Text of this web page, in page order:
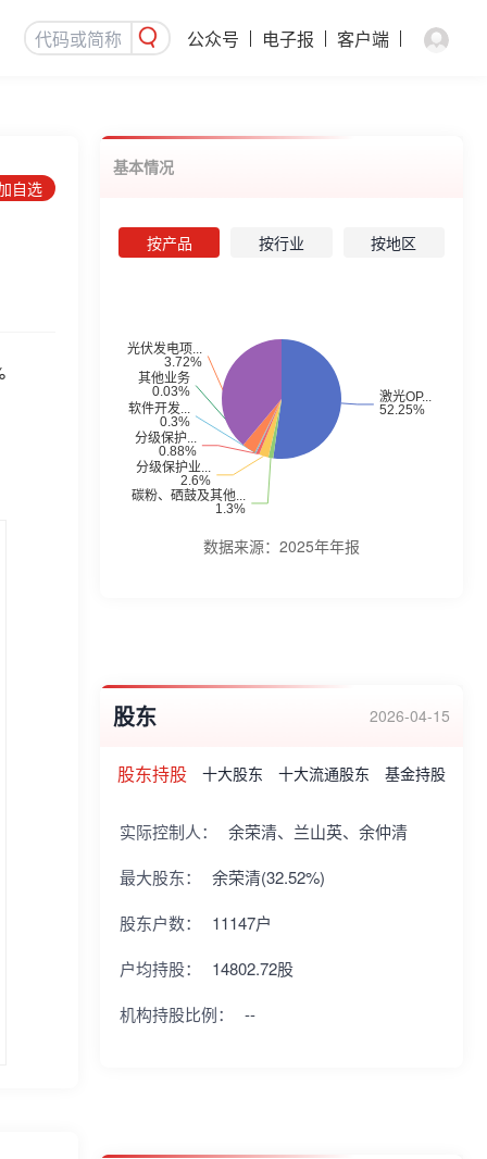
公众号 电子报 客户端
自选
基本情况
按产品 按行业 按地区
数据来源： 2025年年报
股东 2026-04-15
股东持股 十大股东 十大流通股东 基金持股
实际控制人：
余荣清、兰山英、余仲清
最大股东：
余荣清(32.52%)
股东户数：
11147户
户均持股：
14802.72股
机构持股比例：
--